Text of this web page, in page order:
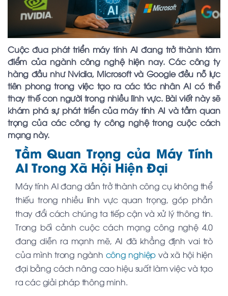
Cuộc đua phát triển máy tính AI đang trở thành tâm
điểm của ngành công nghệ hiện nay. Các công ty
hàng đầu như Nvidia, Microsoft và Google đều nỗ lực
tiên phong trong việc tạo ra các tác nhân AI có thể
thay thế con người trong nhiều lĩnh vực. Bài viết này sẽ
khám phá sự phát triển của máy tính AI và tầm quan
trọng của các công ty công nghệ trong cuộc cách
mạng này.
Tầm Quan Trọng của Máy Tính
AI Trong Xã Hội Hiện Đại
Máy tính AI đang dần trở thành công cụ không thể
thiếu trong nhiều lĩnh vực quan trọng, góp phần
thay đổi cách chúng ta tiếp cận và xử lý thông tin.
Trong bối cảnh cuộc cách mạng công nghệ 4.0
đang diễn ra mạnh mẽ, AI đã khẳng định vai trò
của mình trong ngành công nghiệp và xã hội hiện
đại bằng cách nâng cao hiệu suất làm việc và tạo
ra các giải pháp thông minh.